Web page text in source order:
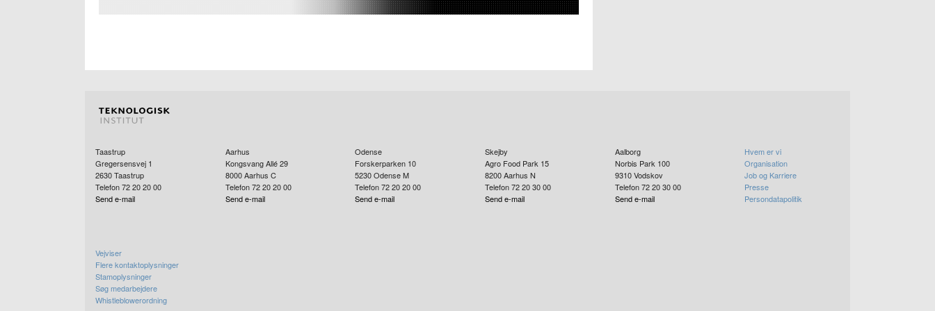
Taastrup
Gregersensvej 1
2630Taastrup
Telefon 72 20 20 00
Send e-mail
Aarhus
Kongsvang Allé 29
8000 Aarhus C
Telefon 72 20 20 00
Send e-mail
Odense
Forskerparken 10
5230 Odense M
Telefon 72 20 20 00
Send e-mail
Skejby
Agro Food Park 15
8200Aarhus N
Telefon 72 20 30 00
Send e-mail
Aalborg
Norbis Park 100
9310 Vodskov
Telefon 72 20 30 00
Send e-mail
Hvem er vi
Organisation
Job og Karriere
Presse
Persondatapolitik
Vejviser
Flere kontaktoplysninger
Stamoplysninger
Søg medarbejdere
Whistleblowerordning